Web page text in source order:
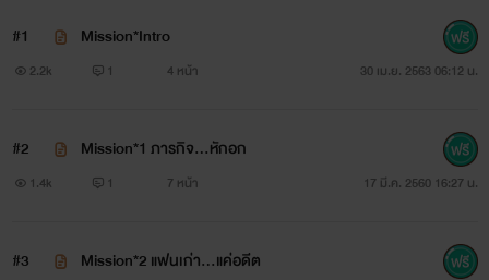
#1 Mission*Intro
2.2k 1 4 หน้า 30 เม.ย. 2563 06:12 น.
#2 Mission*1 ภารกิจ...หักอก
1.4k 1 7 หน้า 17 มี.ค. 2560 16:27 น.
#3 Mission*2 แฟนเก่า...แค่อดีต